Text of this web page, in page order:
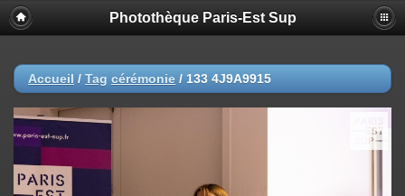
Photothèque Paris-Est Sup
Accueil / Tag cérémonie / 133 4J9A9915